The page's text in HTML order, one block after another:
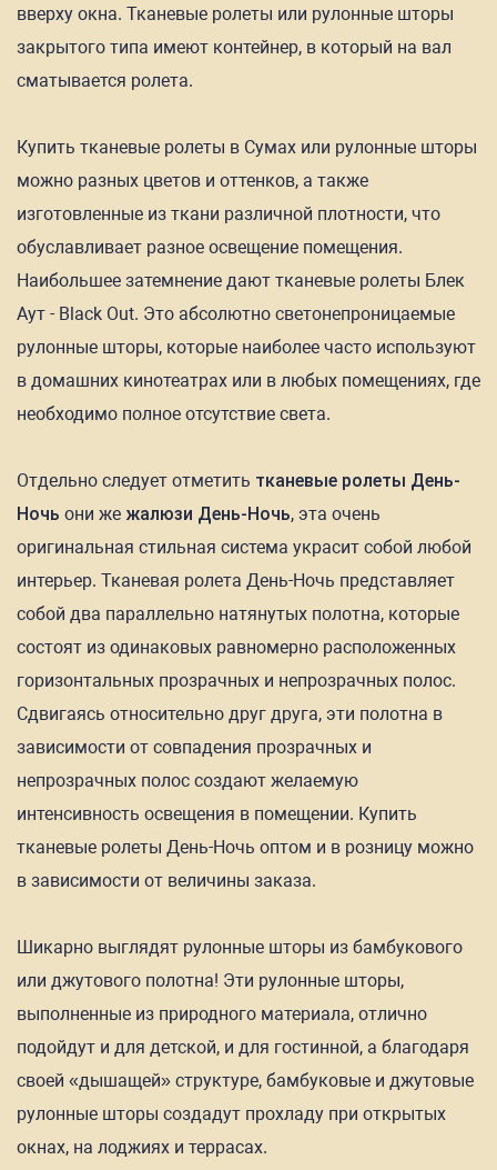
вверху окна. Тканевые ролеты или рулонные шторы
закрытого типа имеют контейнер, в который на вал
сматывается ролета.
Купить тканевые ролеты в Сумах или рулонные шторы
можно разных цветов и оттенков, а также
изготовленные из ткани различной плотности, что
обуславливает разное освещение помещения.
Наибольшее затемнение дают тканевые ролеты Блек
Аут - Black Out. Это абсолютно светонепроницаемые
рулонные шторы, которые наиболее часто используют
в домашних кинотеатрах или в любых помещениях, где
необходимо полное отсутствие света.
Отдельно следует отметить тканевые ролеты День-
Ночь они же жалюзи День-Ночь, эта очень
оригинальная стильная система украсит собой любой
интерьер. Тканевая ролета День-Ночь представляет
собой два параллельно натянутых полотна, которые
состоят из одинаковых равномерно расположенных
горизонтальных прозрачных и непрозрачных полос.
Сдвигаясь относительно друг друга, эти полотна в
зависимости от совпадения прозрачных и
непрозрачных полос создают желаемую
интенсивность освещения в помещении. Купить
тканевые ролеты День-Ночь оптом и в розницу можно
в зависимости от величины заказа.
Шикарно выглядят рулонные шторы из бамбукового
или джутового полотна! Эти рулонные шторы,
выполненные из природного материала, отлично
подойдут и для детской, и для гостинной, а благодаря
своей «дышащей» структуре, бамбуковые и джутовые
рулонные шторы создадут прохладу при открытых
окнах, на лоджиях и террасах.